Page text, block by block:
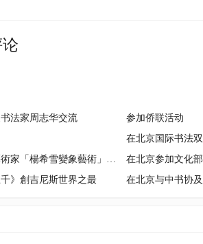
法家周志华交流
参加侨联活动
在北京国际书法
評著名華人當代藝術家「楊希雪變象藝術」的科學文化精神
在北京参加文化
》創吉尼斯世界之最
在北京与中书协